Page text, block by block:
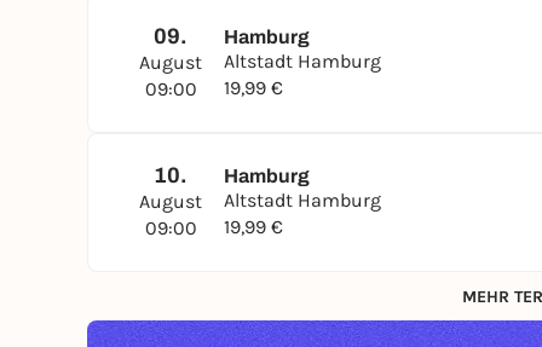
09.
August
09:00
Hamburg
Altstadt Hamburg
19,99 €
10.
August
09:00
Hamburg
Altstadt Hamburg
19,99 €
MEHR